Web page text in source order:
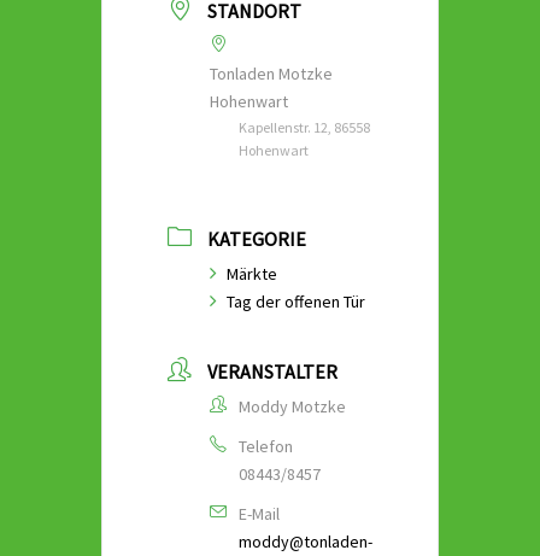
STANDORT
Tonladen Motzke
Hohenwart
Kapellenstr. 12, 86558
Hohenwart
KATEGORIE
Märkte
Tag der offenen Tür
VERANSTALTER
Moddy Motzke
Telefon
08443/8457
E-Mail
moddy@tonladen-